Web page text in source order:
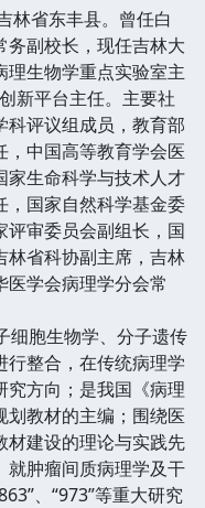
省东丰县。曾任白
务副校长，现任吉林大
理生物学重点实验室主
新平台主任。主要社
科评议组成员，教育部
，中国高等教育学会医
家生命科学与技术人才
，国家自然科学基金委
评审委员会副组长，国
林省科协副主席，吉林
学会病理学分会常
胞生物学、分子遗传
行整合，在传统病理学
究方向；是我国《病理
划教材的主编；围绕医
材建设的理论与实践先
就肿瘤间质病理学及干
、“973”等重大研究